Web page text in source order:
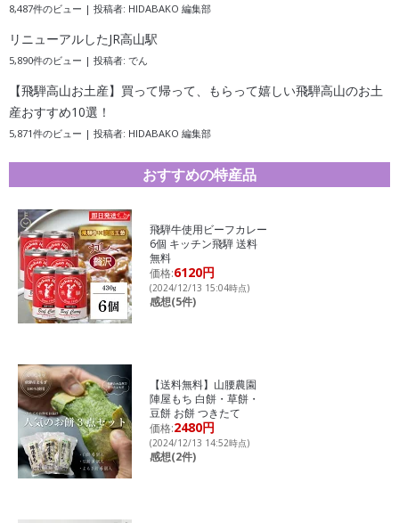
8,487件のビュー | 投稿者: HIDABAKO 編集部
リニューアルしたJR高山駅
5,890件のビュー | 投稿者: でん
【飛騨高山お土産】買って帰って、もらって嬉しい飛騨高山のお土
産おすすめ10選！
5,871件のビュー | 投稿者: HIDABAKO 編集部
おすすめの特産品
飛騨牛使用ビーフカレー
6個 キッチン飛騨 送料
無料
価格:6120円
(2024/12/13 15:04時点)
感想(5件)
【送料無料】山腰農園
陣屋もち 白餅・草餅・
豆餅 お餅 つきたて
価格:2480円
(2024/12/13 14:52時点)
感想(2件)